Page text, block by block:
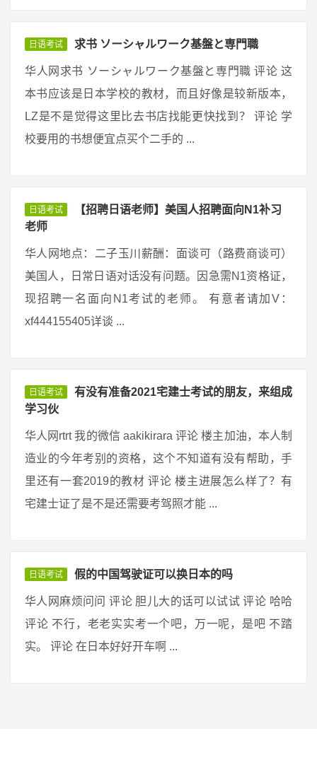
日语考试 求书 ソーシャルワーク基盤と専門職
华人网求书 ソーシャルワーク基盤と専門職 评论 这
本书应该是日本学校的教材，而且好像是较新版本，
LZ是不是觉得这里比去书店找能更快找到？ 评论 学
校要用的书想便宜点买个二手的 ...
日语考试
【招聘日语老师】美国人招聘面向N1补习
老师
华人网地点：二子玉川薪酬：面谈可（路费商谈可）
美国人，日常日语对话没有问题。因急需N1资格证，
现招聘一名面向N1考试的老师。 有意者请加V：
xf444155405详谈 ...
日语考试
有没有准备2021宅建士考试的朋友，来组成
学习伙
华人网rtrt 我的微信 aakikirara 评论 楼主加油，本人制
造业的今年考别的资格，这个不知道有没有帮助，手
里还有一套2019的教材 评论 楼主进展怎么样了？有
宅建士证了是不是还需要考驾照才能 ...
日语考试 假的中国驾驶证可以换日本的吗
华人网麻烦问问 评论 胆儿大的话可以试试 评论 哈哈
评论 不行，老老实实考一个吧，万一呢，是吧 不踏
实。 评论 在日本好好开车啊 ...